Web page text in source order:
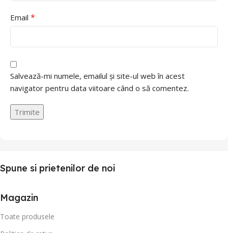
Email *
Salvează-mi numele, emailul și site-ul web în acest
navigator pentru data viitoare când o să comentez.
Spune si prietenilor de noi
Magazin
Toate produsele